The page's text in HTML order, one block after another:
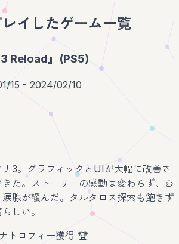
イしたゲーム一覧
Reload』(PS5)
15 - 2024/02/10
ナ3。グラフィックとUIが大幅に改善さ
た。ストーリーの感動は変わらず、む
腺が緩んだ。タルタロス探索も飽きず
しい。
トロフィー獲得 🏆